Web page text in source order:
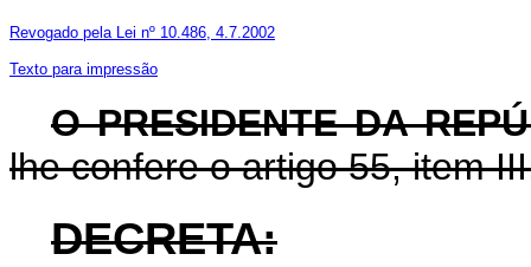
Revogado pela Lei nº 10.486, 4.7.2002
Texto para impressão
O PRESIDENTE DA
lhe confere o artigo 55, item
DECRETA: